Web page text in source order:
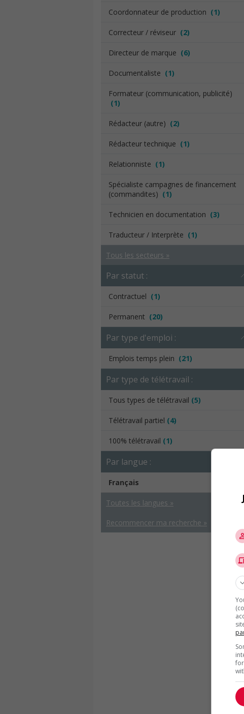
Coordonnateur de production (1)
Correcteur / réviseur (2)
Directeur de marque (6)
Documentaliste (1)
Formateur (communication, publicité)
(1)
Rédacteur (autre) (2)
Rédacteur technique (1)
Relationniste (1)
Spécialiste campagnes de financement
(commandites) (1)
Technicien en documentation (3)
Traducteur / Interprète (1)
Tous les secteurs »
Par statut :
Contractuel (1)
Permanent (20)
Par type d'emploi :
Emplois temps plein (21)
Par type de télétravail :
Tous types de télétravail (5)
Télétravail partiel (4)
100% télétravail (1)
Par langue :
Français
Toutes les langues »
Recommencer ma recherche »